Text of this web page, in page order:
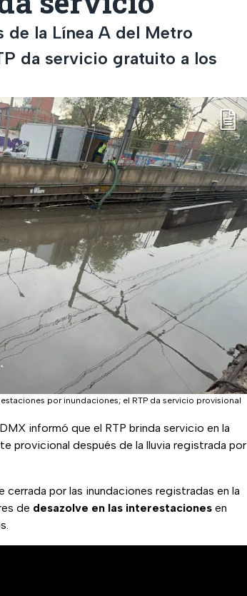
de la Línea A del Metro
da servicio gratuito a los
por inundaciones; el RTP da servicio provisional
informó que el RTP brinda servicio en la
provicional después de la lluvia registrada por
por las inundaciones registradas en la
de desazolve en las interestaciones en